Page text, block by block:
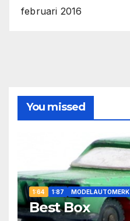
februari 2016
You missed
1:64 1:87 MODELAUTOMERK
Best Box